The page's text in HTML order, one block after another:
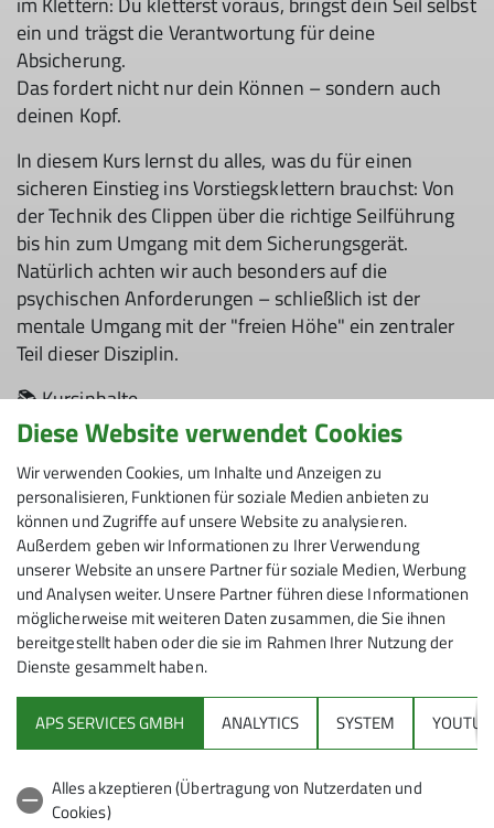
ein und trägst die Verantwortung für deine
Absicherung.
Das fordert nicht nur dein Können – sondern auch
deinen Kopf.
In diesem Kurs lernst du alles, was du für einen
sicheren Einstieg ins Vorstiegsklettern brauchst: Von
der Technik des Clippen über die richtige Seilführung
bis hin zum Umgang mit dem Sicherungsgerät.
Natürlich achten wir auch besonders auf die
psychischen Anforderungen – schließlich ist der
mentale Umgang mit der "freien Höhe" ein zentraler
Teil dieser Disziplin.
📚 Kursinhalte
Sicherungstechniken
Richtiges Clippen & Seilmanagement
Mentale Strategien für den Vorstieg
Partnercheck & Kommunikation
Ziel: Prüfung zum DAV-Kletterschein Vorstieg
🟢 Voraussetzungen
Sicheres Beherrschen der Inhalte aus dem Toprope-
Kurs
Mindestens 6 Monate regelmäßige Kletter- und
Sicherungserfahrung
Mindestalter: 14 Jahre
Empfehlung: Kletterkönnen mind. 5 UIA
Diese Website verwendet Cookies
Wir verwenden Cookies, um Inhalte und Anzeigen zu
personalisieren, Funktionen für soziale Medien anbieten zu
können und Zugriffe auf unsere Website zu analysieren.
Außerdem geben wir Informationen zu Ihrer Verwendung
unserer Website an unsere Partner für soziale Medien, Werbung
und Analysen weiter. Unsere Partner führen diese Informationen
möglicherweise mit weiteren Daten zusammen, die Sie ihnen
bereitgestellt haben oder die sie im Rahmen Ihrer Nutzung der
Dienste gesammelt haben.
APS SERVICES GMBH ANALYTICS SYSTEM
Alles akzeptieren (Übertragung von Nutzerdaten und
Cookies)